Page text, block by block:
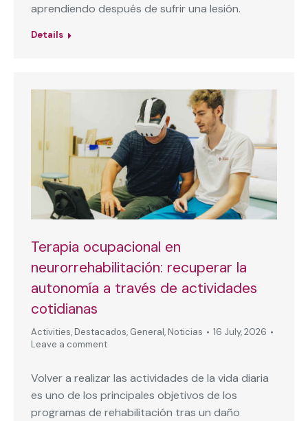
aprendiendo después de sufrir una lesión.
Details
Terapia ocupacional en
neurorrehabilitación: recuperar la
autonomía a través de actividades
cotidianas
Activities, Destacados, General, Noticias
16 July, 2026
Leave a comment
Volver a realizar las actividades de la vida diaria
es uno de los principales objetivos de los
programas de rehabilitación tras un daño